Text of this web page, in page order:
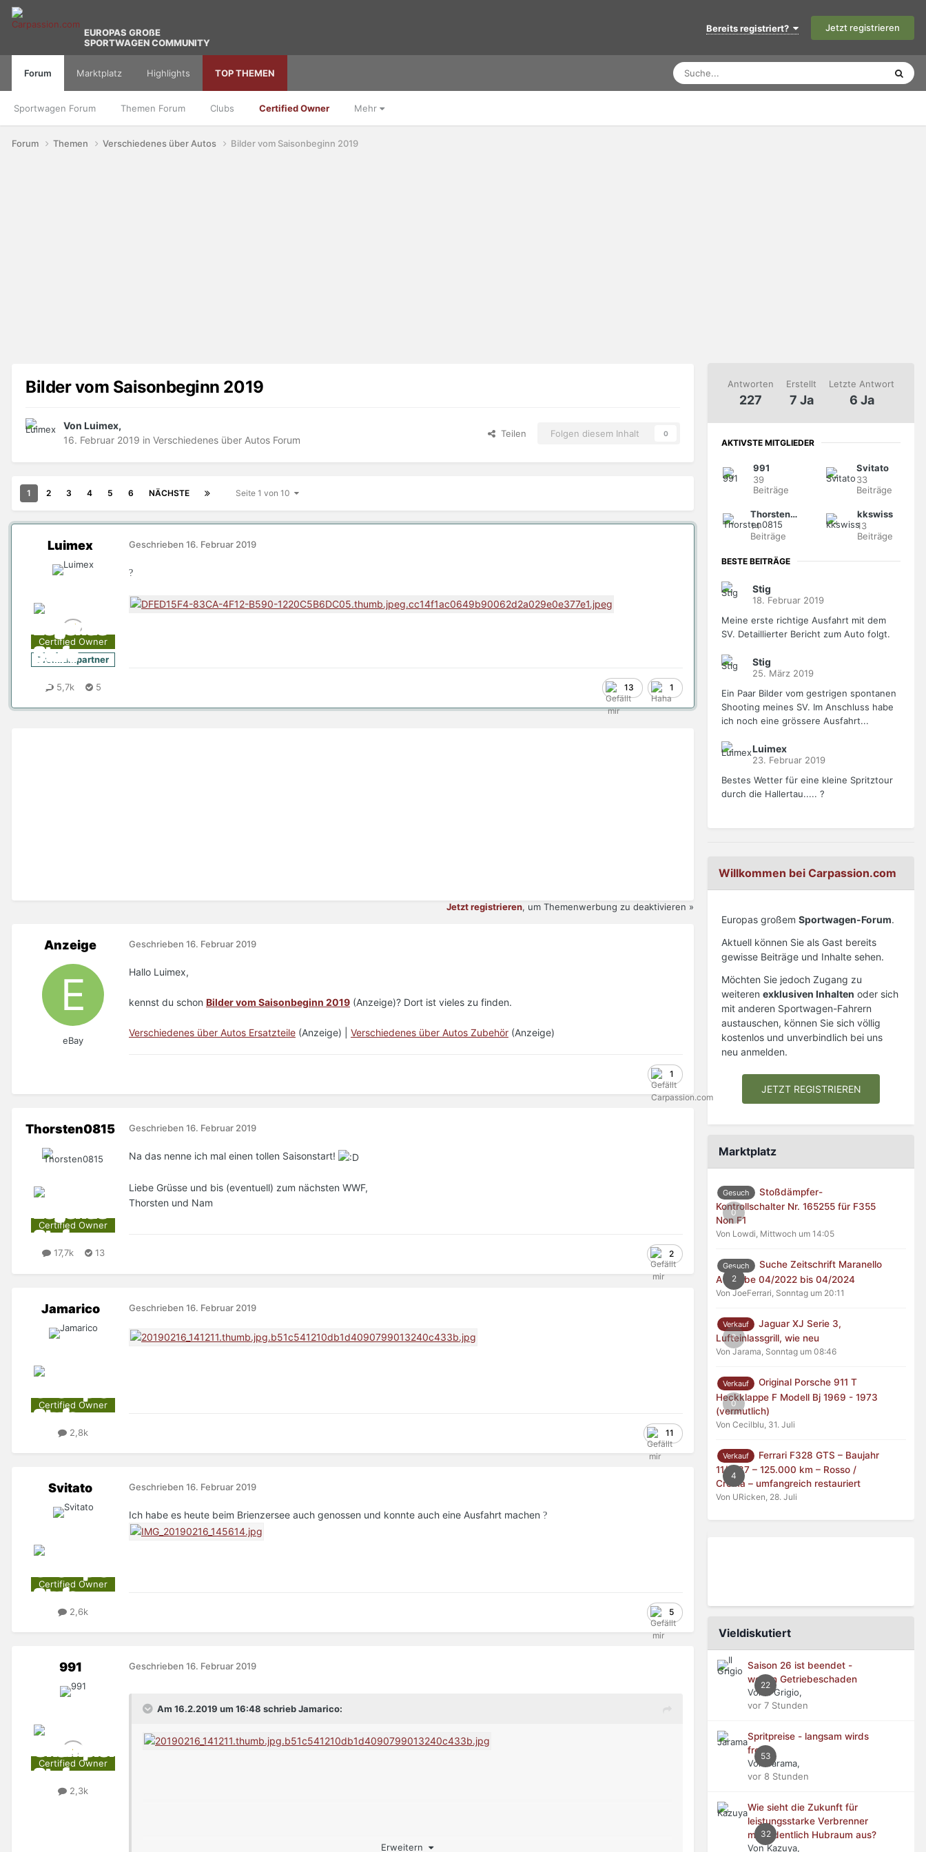
EUROPAS GROßE
SPORTWAGEN COMMUNITY
Bereits registriert? Jetzt registrieren
Forum
Sportwagen Forum Themen Forum Clubs Certified Owner Mehr
Marktplatz Highlights TOP THEMEN
Forum Themen Verschiedenes über Autos Bilder vom Saisonbeginn 2019
Bilder vom Saisonbeginn 2019
Von Luimex,
16. Februar 2019 in Verschiedenes über Autos Forum
Teilen Folgen diesem Inhalt 0
1 2 3 4 5 6 NÄCHSTE Seite 1 von 10
Luimex
Certified Owner
Premiumpartner
5,7k 5
Geschrieben 16. Februar 2019
?
13 1
Jetzt registrieren, um Themenwerbung zu deaktivieren »
Anzeige
eBay
Geschrieben 16. Februar 2019
Hallo Luimex,
kennst du schon Bilder vom Saisonbeginn 2019 (Anzeige)? Dort ist vieles zu finden.
Verschiedenes über Autos Ersatzteile (Anzeige) | Verschiedenes über Autos Zubehör (Anzeige)
1
Thorsten0815
Certified Owner
17,7k 13
Geschrieben 16. Februar 2019
Na das nenne ich mal einen tollen Saisonstart!
Liebe Grüsse und bis (eventuell) zum nächsten WWF,
Thorsten und Nam
2
Jamarico
Certified Owner
2,8k
Geschrieben 16. Februar 2019
11
Svitato
Certified Owner
2,6k
Geschrieben 16. Februar 2019
Ich habe es heute beim Brienzersee auch genossen und konnte auch eine Ausfahrt machen ?
5
991
Certified Owner
2,3k
Geschrieben 16. Februar 2019
Am 16.2.2019 um 16:48 schrieb Jamarico:
Erweitern
Antworten
227
Erstellt
7 Ja
Letzte Antwort
6 Ja
AKTIVSTE MITGLIEDER
991
39
Beiträge
Svitato
33
Beiträge
Thorsten0815
14
Beiträge
kkswiss
13
Beiträge
BESTE BEITRÄGE
Stig
18. Februar 2019
Meine erste richtige Ausfahrt mit dem
SV. Detaillierter Bericht zum Auto folgt.
Stig
25. März 2019
Ein Paar Bilder vom gestrigen spontanen
Shooting meines SV. Im Anschluss habe
ich noch eine grössere Ausfahrt...
Luimex
23. Februar 2019
Bestes Wetter für eine kleine Spritztour
durch die Hallertau..... ?
Willkommen bei Carpassion.com
Europas großem Sportwagen-Forum.
Aktuell können Sie als Gast bereits
gewisse Beiträge und Inhalte sehen.
Möchten Sie jedoch Zugang zu
weiteren exklusiven Inhalten oder sich
mit anderen Sportwagen-Fahrern
austauschen, können Sie sich völlig
kostenlos und unverbindlich bei uns
neu anmelden.
JETZT REGISTRIEREN
Marktplatz
0
Gesuch
Stoßdämpfer-
Kontrollschalter Nr. 165255 für F355
Non F1
Von Lowdi, Mittwoch um 14:05
2
Gesuch
Suche Zeitschrift Maranello
Ausgabe 04/2022 bis 04/2024
Von JoeFerrari, Sonntag um 20:11
0
Verkauf
Jaguar XJ Serie 3,
Lufteinlassgrill, wie neu
Von Jarama, Sonntag um 08:46
0
Verkauf
Original Porsche 911 T
Heckklappe F Modell Bj 1969 - 1973
(vermutlich)
Von Cecilblu, 31. Juli
4
Verkauf
Ferrari F328 GTS – Baujahr
11/1987 – 125.000 km – Rosso /
Crema – umfangreich restauriert
Von URicken, 28. Juli
Vieldiskutiert
22
Saison 26 ist beendet -
wegen Getriebeschaden
Von Il Grigio,
vor 7 Stunden
53
Spritpreise - langsam wirds
frech
Von Jarama,
vor 8 Stunden
32
Wie sieht die Zukunft für
leistungsstarke Verbrenner
mit ordentlich Hubraum aus?
Von Kazuya,